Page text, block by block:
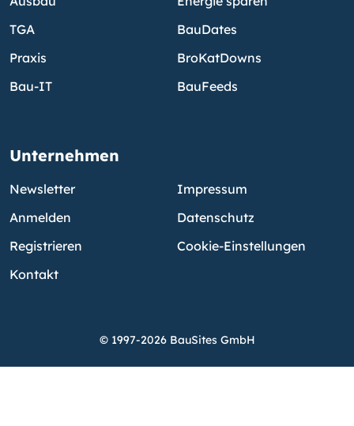
TGA
Praxis
Bau-IT
BauDates
BroKatDowns
BauFeeds
Unternehmen
Newsletter
Anmelden
Registrieren
Kontakt
Impressum
Datenschutz
Cookie-Einstellungen
© 1997-2026 BauSites GmbH